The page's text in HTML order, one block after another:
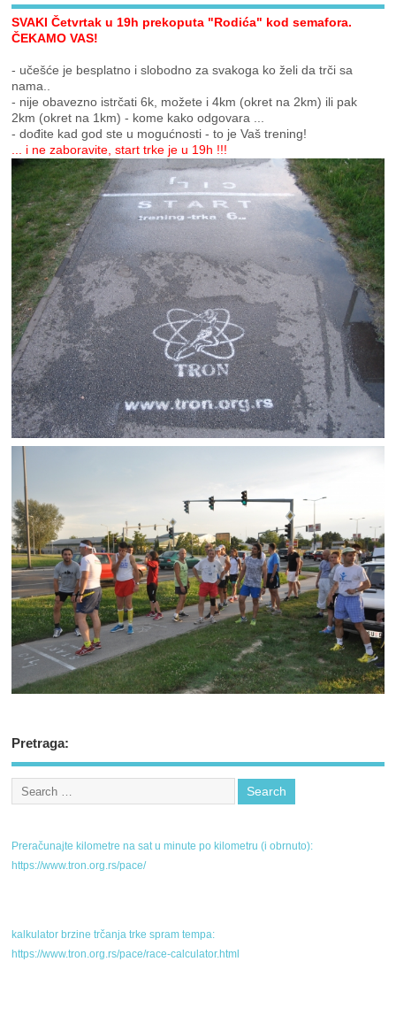
SVAKI Četvrtak u 19h prekoputa "Rodića" kod semafora.
ČEKAMO VAS!
- učešće je besplatno i slobodno za svakoga ko želi da trči sa
nama..
- nije obavezno istrčati 6k, možete i 4km (okret na 2km) ili pak
2km (okret na 1km) - kome kako odgovara ...
- dođite kad god ste u mogućnosti - to je Vaš trening!
... i ne zaboravite, start trke je u 19h !!!
Pretraga:
Preračunajte kilometre na sat u minute po kilometru (i obrnuto):
https://www.tron.org.rs/pace/
kalkulator brzine trčanja trke spram tempa:
https://www.tron.org.rs/pace/race-calculator.html